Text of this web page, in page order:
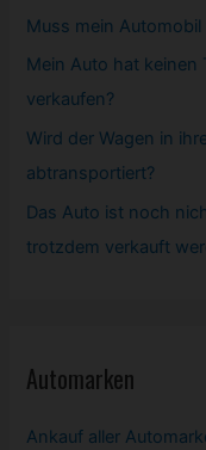
Muss mein Automobil
Mein Auto hat keinen
verkaufen?
Wird der Wagen in
abtransportiert?
Das Auto ist noch
trotzdem verkauft
Automarken
Ankauf aller